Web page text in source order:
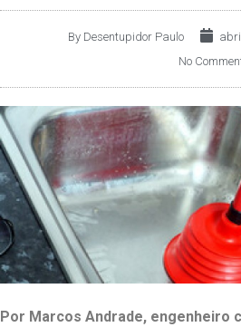
ByDesentupidor Paulo
No
Por Marcos Andrade, engenheiro